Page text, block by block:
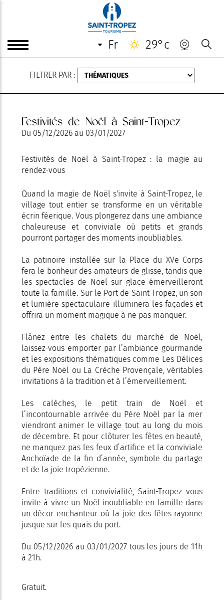
fr 29°c
FILTRER PAR :
Festivités de Noël à Saint-Tropez
Du 05/12/2026 au 03/01/2027
Festivités de Noël à Saint-Tropez : la magie au
rendez-vous
Quand la magie de Noël s'invite à Saint-Tropez, le
village tout entier se transforme en un véritable
écrin féerique. Vous plongerez dans une ambiance
chaleureuse et conviviale où petits et grands
pourront partager des moments inoubliables.
La patinoire installée sur la Place du XVe Corps
fera le bonheur des amateurs de glisse, tandis que
les spectacles de Noël sur glace émerveilleront
toute la famille. Sur le Port de Saint-Tropez, un son
et lumière spectaculaire illuminera les façades et
offrira un moment magique à ne pas manquer.
Flânez entre les chalets du marché de Noël,
laissez-vous emporter par l’ambiance gourmande
et les expositions thématiques comme Les Délices
du Père Noël ou La Crèche Provençale, véritables
invitations à la tradition et à l’émerveillement.
Les calèches, le petit train de Noël et
l’incontournable arrivée du Père Noël par la mer
viendront animer le village tout au long du mois
de décembre. Et pour clôturer les fêtes en beauté,
ne manquez pas les feux d’artifice et la conviviale
Anchoïade de la fin d’année, symbole du partage
et de la joie tropézienne.
Entre traditions et convivialité, Saint-Tropez vous
invite à vivre un Noël inoubliable en famille dans
un décor enchanteur où la joie des fêtes rayonne
jusque sur les quais du port.
Du 05/12/2026 au 03/01/2027 tous les jours de 11h
à 21h.
Gratuit.